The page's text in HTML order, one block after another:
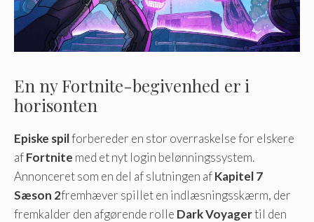
En ny Fortnite-begivenhed er i
horisonten
Episke spilforbereder en stor overraskelse for elskere
afFortnite med et nyt login belønningssystem.
Annonceret som en del af slutningen afKapitel 7
Sæson 2fremhæver spillet en indlæsningsskærm, der
fremkalder den afgørende rolle Dark Voyagertil den